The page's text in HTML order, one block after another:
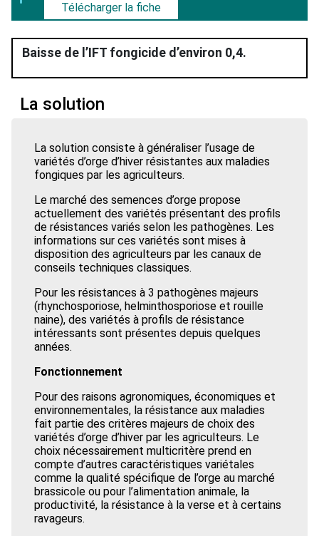
Télécharger la fiche
Baisse de l’IFT fongicide d’environ 0,4.
La solution
La solution consiste à généraliser l’usage de
variétés d’orge d’hiver résistantes aux maladies
fongiques par les agriculteurs.
Le marché des semences d’orge propose
actuellement des variétés présentant des profils
de résistances variés selon les pathogènes. Les
informations sur ces variétés sont mises à
disposition des agriculteurs par les canaux de
conseils techniques classiques.
Pour les résistances à 3 pathogènes majeurs
(rhynchosporiose, helminthosporiose et rouille
naine), des variétés à profils de résistance
intéressants sont présentes depuis quelques
années.
Fonctionnement
Pour des raisons agronomiques, économiques et
environnementales, la résistance aux maladies
fait partie des critères majeurs de choix des
variétés d’orge d’hiver par les agriculteurs. Le
choix nécessairement multicritère prend en
compte d’autres caractéristiques variétales
comme la qualité spécifique de l’orge au marché
brassicole ou pour l’alimentation animale, la
productivité, la résistance à la verse et à certains
ravageurs.